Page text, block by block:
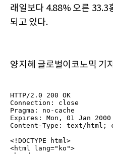
래일보다 4.88% 오른 33.3
되고 있다.
양지혜 글로벌이코노믹